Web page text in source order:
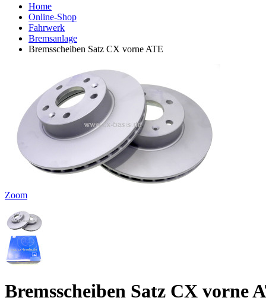
Home
Online-Shop
Fahrwerk
Bremsanlage
Bremsscheiben Satz CX vorne ATE
Zoom
Bremsscheiben Satz CX vorne